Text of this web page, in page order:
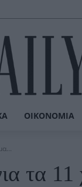
ΟΙΚΟΝΟΜΊΑ
τα 11